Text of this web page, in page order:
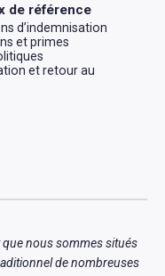
de référence
d’indemnisation
et primes
et retour au
nous sommes situés
de nombreuses